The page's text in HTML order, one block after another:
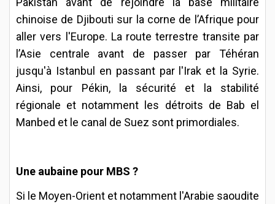
chinoise de Djibouti sur la corne de l’Afrique pour
aller vers l'Europe. La route terrestre transite par
l’Asie centrale avant de passer par Téhéran
jusqu'à Istanbul en passant par l'Irak et la Syrie.
Ainsi, pour Pékin, la sécurité et la stabilité
régionale et notamment les détroits de Bab el
Manbed et le canal de Suez sont primordiales.
Une aubaine pour MBS ?
Si le Moyen-Orient et notamment l'Arabie saoudite